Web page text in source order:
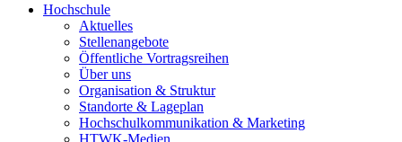
Hochschule
Aktuelles
Stellenangebote
Öffentliche Vortragsreihen
Über uns
Organisation & Struktur
Standorte & Lageplan
Hochschulkommunikation & Marketing
HTWK-Medien